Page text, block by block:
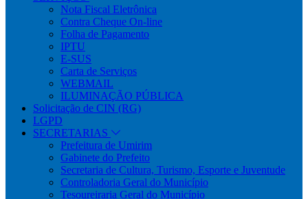
Nota Fiscal Eletrônica
Contra Cheque On-line
Folha de Pagamento
IPTU
E-SUS
Carta de Serviços
WEBMAIL
ILUMINAÇÃO PÚBLICA
Solicitação de CIN (RG)
LGPD
SECRETARIAS
Prefeitura de Umirim
Gabinete do Prefeito
Secretaria de Cultura, Turismo, Esporte e Juventude
Controladoria Geral do Município
Tesoureiraria Geral do Município